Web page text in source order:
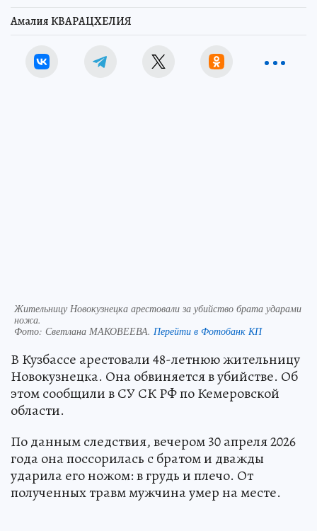
Амалия КВАРАЦХЕЛИЯ
Жительницу Новокузнецка арестовали за убийство брата ударами
ножа.
Фото: Светлана МАКОВЕЕВА. Перейти в Фотобанк КП
В Кузбассе арестовали 48-летнюю жительницу
Новокузнецка. Она обвиняется в убийстве. Об
этом сообщили в СУ СК РФ по Кемеровской
области.
По данным следствия, вечером 30 апреля 2026
года она поссорилась с братом и дважды
ударила его ножом: в грудь и плечо. От
полученных травм мужчина умер на месте.